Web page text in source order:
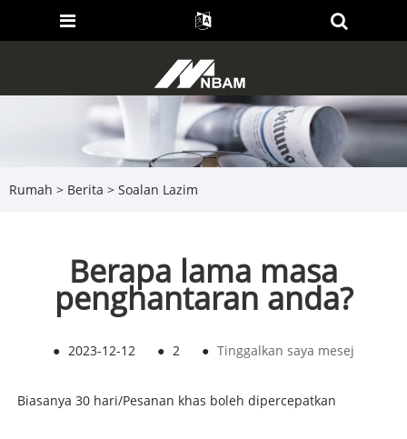
Rumah > Berita > Soalan Lazim
Berapa lama masa
penghantaran anda?
● 2023-12-12 ● 2 ● Tinggalkan saya mesej
Biasanya 30 hari/Pesanan khas boleh dipercepatkan